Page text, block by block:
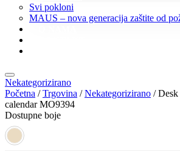
Svi pokloni
MAUS – nova generacija zaštite od
Nekategorizirano
Početna /Trgovina /Nekategorizirano / Desk
calendar MO9394
Dostupne boje